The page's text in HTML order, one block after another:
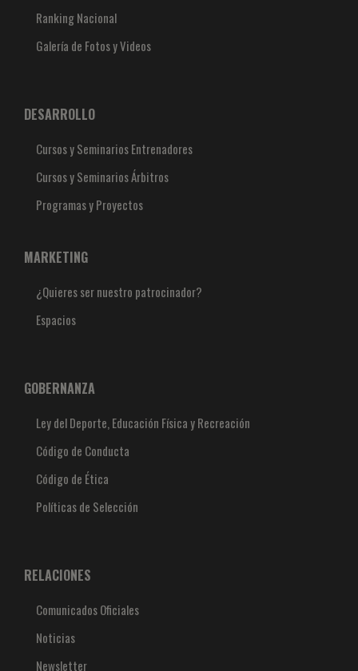
Ranking Nacional
Galería de Fotos y Videos
DESARROLLO
Cursos y Seminarios Entrenadores
Cursos y Seminarios Árbitros
Programas y Proyectos
MARKETING
¿Quieres ser nuestro patrocinador?
Espacios
GOBERNANZA
Ley del Deporte, Educación Física y Recreación
Código de Conducta
Código de Ética
Políticas de Selección
RELACIONES
Comunicados Oficiales
Noticias
Newsletter